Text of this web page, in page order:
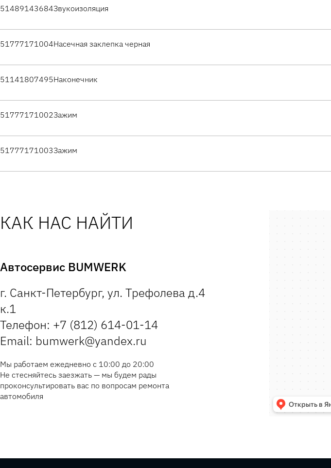
51489143684Звукоизоляция
51777171004Насечная заклепка черная
51141807495Наконечник
51777171002Зажим
51777171003Зажим
КАК НАС НАЙТИ
Автосервис BUMWERK
г. Санкт-Петербург, ул. Трефолева д.4
к.1
Телефон: +7 (812) 614-01-14
Email: bumwerk@yandex.ru
Мы работаем ежедневно с 10:00 до 20:00
Не стесняйтесь заезжать — мы будем рады
проконсультировать вас по вопросам ремонта
автомобиля